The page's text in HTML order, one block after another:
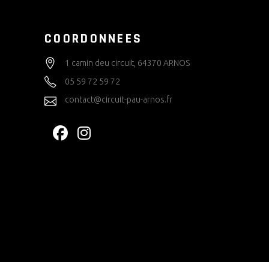
COORDONNEES
1 camin deu circuit, 64370 ARNOS
05 59 72 59 72
contact@circuit-pau-arnos.fr